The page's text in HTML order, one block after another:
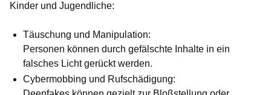
Kinder und Jugendliche:
Täuschung und Manipulation:
Personen können durch gefälschte Inhalte in ein
falsches Licht gerückt werden.
Cybermobbing und Rufschädigung: